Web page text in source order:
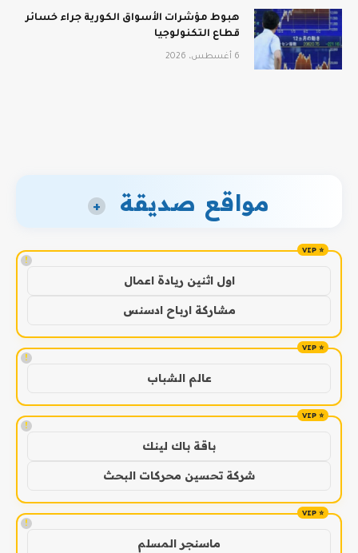
هبوط مؤشرات الأسواق الكورية جراء خسائر
قطاع التكنولوجيا
6 أغسطس، 2026
مواقع صديقة +
!
اول اثنين ريادة اعمال
مشاركة ارباح ادسنس
!
عالم الشباب
!
باقة باك لينك
شركة تحسين محركات البحث
!
ماسنجر المسلم